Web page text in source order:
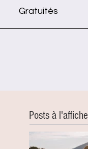
Gratuités
Posts à l'affiche